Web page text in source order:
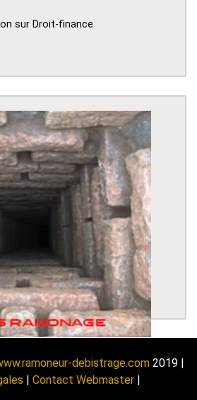
sur Droit-finance
debistrage.com2019 |
Contact Webmaster|